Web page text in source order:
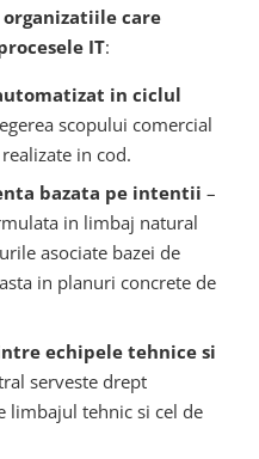
care
IT:
in ciclul
scopului comercial
in cod.
bazata pe intentii –
in limbaj natural
asociate bazei de
in planuri concrete de
echipele tehnice si
serveste drept
tehnic si cel de